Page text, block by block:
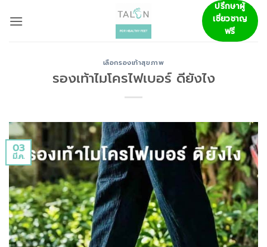
ปรึกษาผู้
เชี่ยวชาญ
ฟรี
เลือกรองเท้าสุขภาพ
รองเท้าไมโครไฟเบอร์ ดียังไง
03
มี.ค.